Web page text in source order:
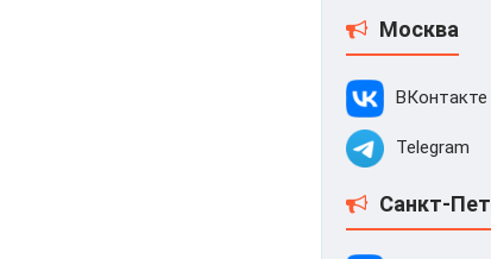
Москва
ВКонтакте
Telegram
Санкт-